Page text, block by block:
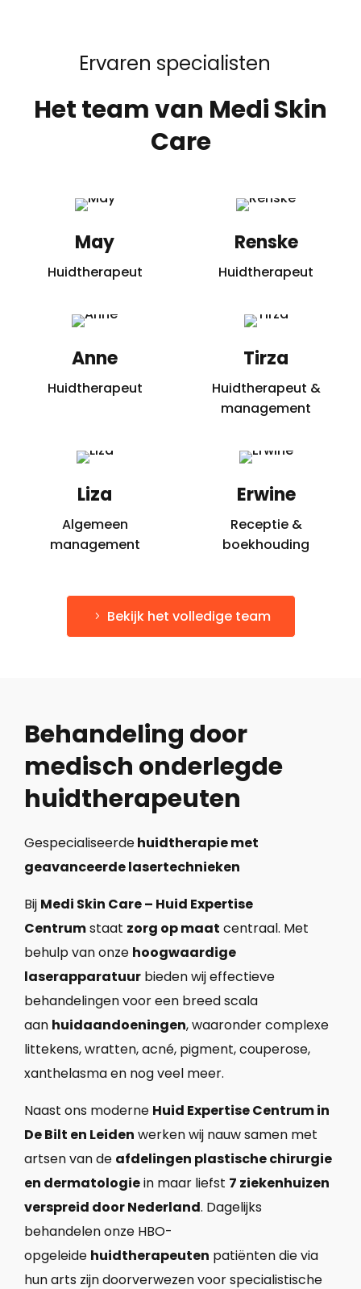
Ervaren specialisten
Het team van Medi Skin
Care
May
Huidtherapeut
Renske
Huidtherapeut
Anne
Huidtherapeut
Tirza
Huidtherapeut &
management
Liza
Algemeen
management
Erwine
Receptie &
boekhouding
Bekijk het volledige team
Behandeling door
medisch onderlegde
huidtherapeuten
Gespecialiseerdehuidtherapie met
geavanceerde lasertechnieken
Bij Medi Skin Care – Huid Expertise
Centrumstaat zorg op maat centraal. Met
behulp van onze hoogwaardige
laserapparatuur bieden wij effectieve
behandelingen voor een breed scala
aan huidaandoeningen, waaronder complexe
littekens, wratten, acné, pigment, couperose,
xanthelasma en nog veel meer.
Naast ons moderne Huid Expertise Centrum in
De Bilt en Leiden werken wij nauw samen met
artsen van de afdelingen plastische chirurgie
en dermatologiein maar liefst 7 ziekenhuizen
verspreid door Nederland. Dagelijks
behandelen onze HBO-
opgeleide huidtherapeuten patiënten die via
hun arts zijn doorverwezen voor specialistische